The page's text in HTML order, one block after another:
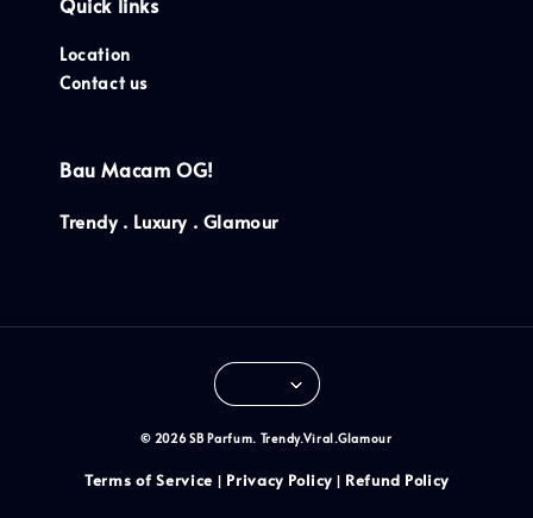
Location
Contact us
Bau Macam OG!
Trendy . Luxury . Glamour
© 2026 SB Parfum. Trendy.Viral.Glamour
Terms of Service Privacy Policy| Refund Policy